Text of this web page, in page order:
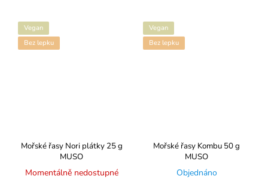
Vegan
Bez lepku
Mořské řasy Nori plátky 25 g
MUSO
Momentálně nedostupné
Vegan
Bez lepku
Mořské řasy Kombu 50 g
MUSO
Objednáno